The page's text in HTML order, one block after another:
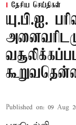
தேசிய செய்திகள்
யு.பி.ஐ.
Published on: 09 Aug